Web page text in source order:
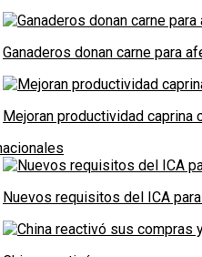
Ganaderos donan carne para
Mejoran productividad caprina
Nuevos requisitos del ICA